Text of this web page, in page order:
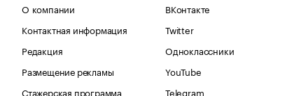
О компании
Контактная информация
Редакция
Размещение рекламы
Стажерская программа
ВКонтакте
Twitter
Одноклассники
YouTube
Telegram